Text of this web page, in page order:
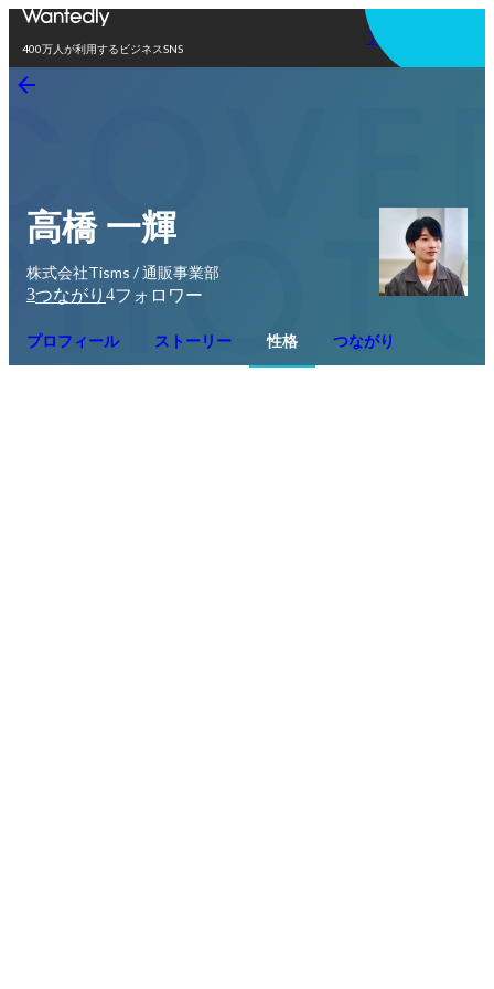
400万人が利用するビジネスSNS
アプリを使う
高橋 一輝
株式会社Tisms / 通販事業部
3つながり 4フォロワー
プロフィール ストーリー 性格 つながり